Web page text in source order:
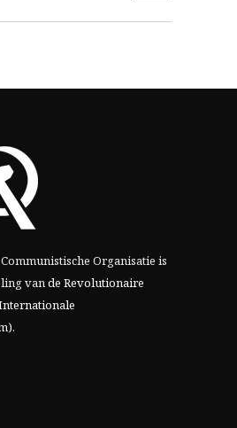
Organisatie is
vande Revolutionaire
.